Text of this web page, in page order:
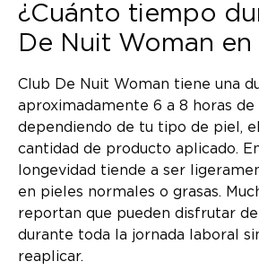
¿Cuánto tiempo
De Nuit Woman en
Club De Nuit Woman tiene una
aproximadamente 6 a 8 horas
dependiendo de tu tipo de piel,
cantidad de producto aplicado.
longevidad tiende a ser
en pieles normales o grasas.
reportan que pueden disfrutar
durante toda la jornada laboral
reaplicar.